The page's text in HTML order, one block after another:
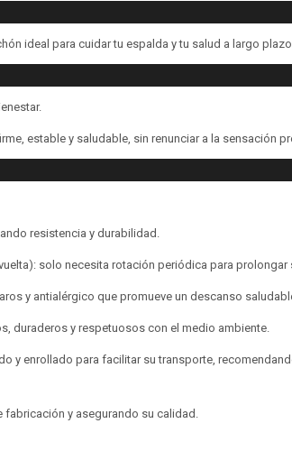
ideal para cuidar tu espalda y tu salud a largo
estable y saludable, sin renunciar a la sensación
resistencia y durabilidad.
solo necesita rotación periódica para prolongar
y antialérgico que promueve un descanso
duraderos y respetuosos con el medio ambiente.
y enrollado para facilitar su transporte,
y asegurando su calidad.